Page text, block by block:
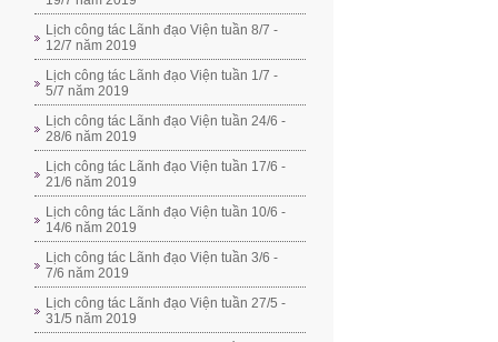
Lịch công tác Lãnh đạo Viện tuần 8/7 -
12/7 năm 2019
Lịch công tác Lãnh đạo Viện tuần 1/7 -
5/7 năm 2019
Lịch công tác Lãnh đạo Viện tuần 24/6 -
28/6 năm 2019
Lịch công tác Lãnh đạo Viện tuần 17/6 -
21/6 năm 2019
Lịch công tác Lãnh đạo Viện tuần 10/6 -
14/6 năm 2019
Lịch công tác Lãnh đạo Viện tuần 3/6 -
7/6 năm 2019
Lịch công tác Lãnh đạo Viện tuần 27/5 -
31/5 năm 2019